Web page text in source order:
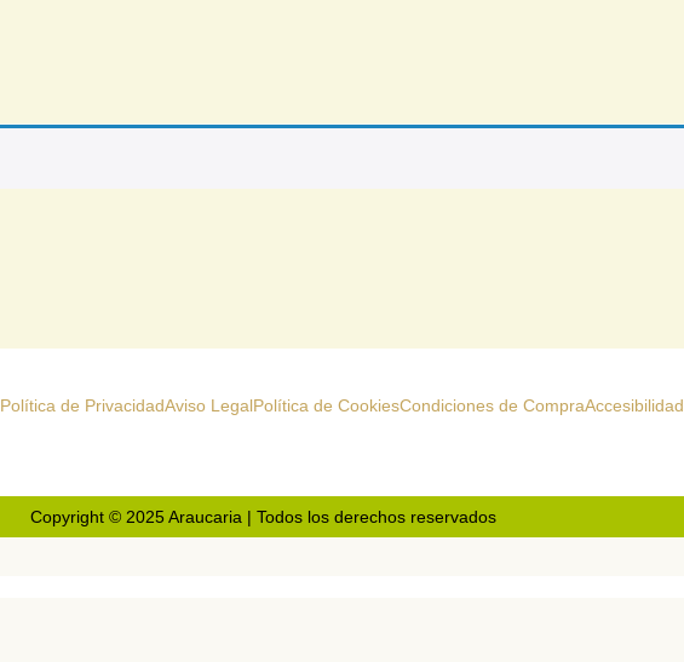
Política de PrivacidadAviso LegalPolítica de CookiesCondiciones de CompraAccesibilidad
Copyright © 2025 Araucaria | Todos los derechos reservados